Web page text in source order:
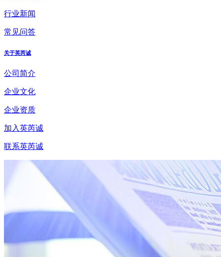
行业新闻
常见问答
关于英芮诚
公司简介
企业文化
企业资质
加入英芮诚
联系英芮诚